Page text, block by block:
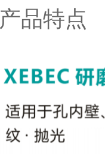
产品特点